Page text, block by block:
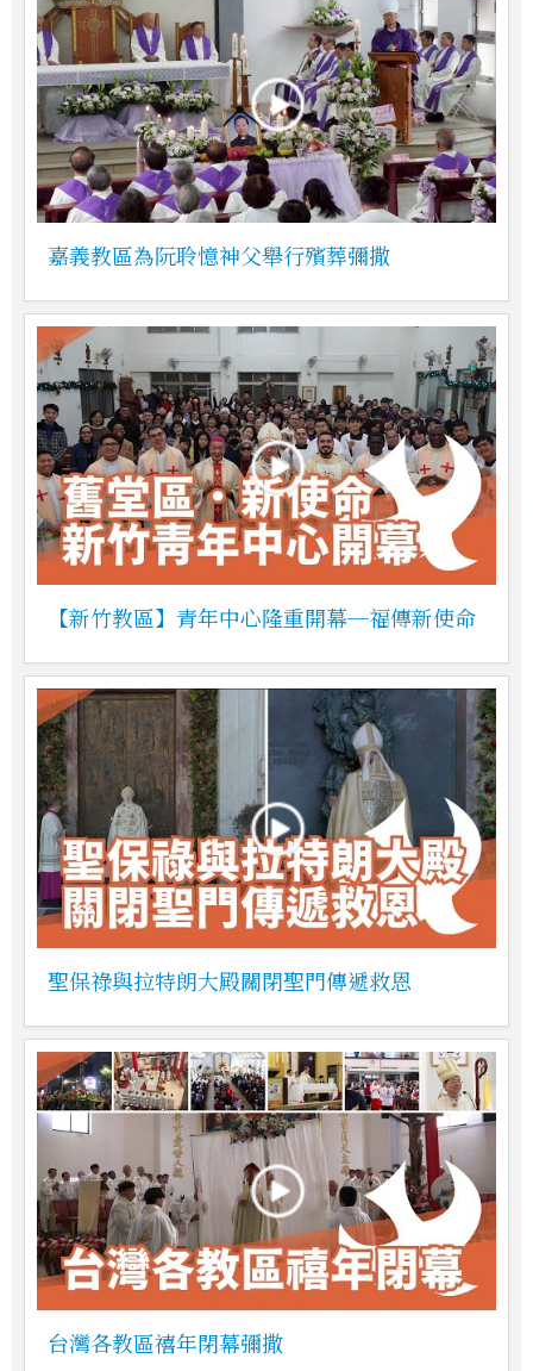
嘉義教區為阮聆憶神父舉行殯葬彌撒
【新竹教區】青年中心隆重開幕─福傳新使命
聖保祿與拉特朗大殿關閉聖門傳遞救恩
台灣各教區禧年閉幕彌撒